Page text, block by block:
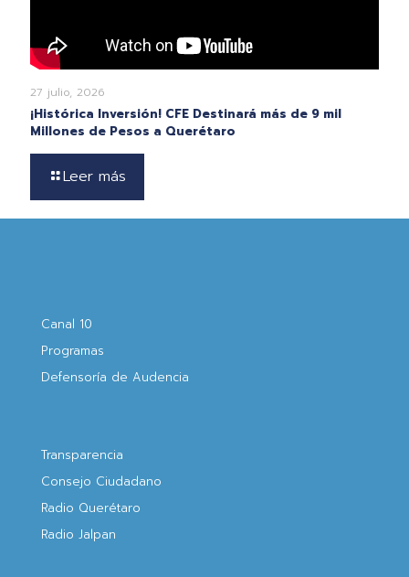
27 julio, 2026
¡Histórica Inversión! CFE Destinará más de 9 mil
Millones de Pesos a Querétaro
Leer más
Canal 10
Programas
Defensoría de Audencia
Transparencia
Consejo Ciudadano
Radio Querétaro
Radio Jalpan